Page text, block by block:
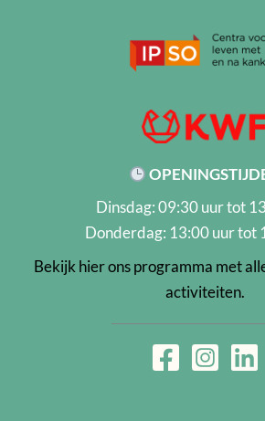
Dinsdag: 09:30 uur tot
Donderdag: 13:00 uur tot
Bekijk hier ons programma met
activiteiten.